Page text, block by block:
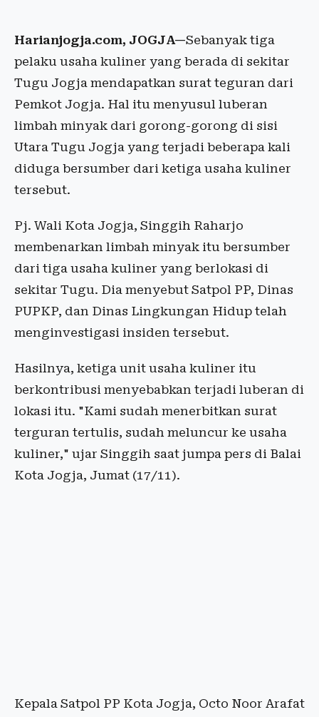
Harianjogja.com, JOGJA—Sebanyak tiga
pelaku usaha kuliner yang berada di sekitar
Tugu Jogja mendapatkan surat teguran dari
Pemkot Jogja. Hal itu menyusul luberan
limbah minyak dari gorong-gorong di sisi
Utara Tugu Jogja yang terjadi beberapa kali
diduga bersumber dari ketiga usaha kuliner
tersebut.
Pj. Wali Kota Jogja, Singgih Raharjo
membenarkan limbah minyak itu bersumber
dari tiga usaha kuliner yang berlokasi di
sekitar Tugu. Dia menyebut Satpol PP, Dinas
PUPKP, dan Dinas Lingkungan Hidup telah
menginvestigasi insiden tersebut.
Hasilnya, ketiga unit usaha kuliner itu
berkontribusi menyebabkan terjadi luberan di
lokasi itu. "Kami sudah menerbitkan surat
terguran tertulis, sudah meluncur ke usaha
kuliner," ujar Singgih saat jumpa pers di Balai
Kota Jogja, Jumat (17/11).
Kepala Satpol PP Kota Jogja, Octo Noor Arafat